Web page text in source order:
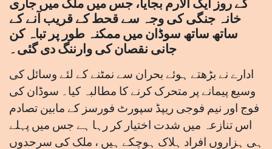
کے روز ایک الارم بجایا، جس میں ملک میں جاری
خانہ جنگی کی وجہ سے قحط کے قریب آنے کے
ساتھ ساتھ سوڈان میں ممکنہ طور پر تباہ کن
جانی نقصان کی وارننگ دی گئی۔
ادارے نے بڑھتے ہوئے بحران سے نمٹنے کے لئے وسائل کی
وسیع پیمانے پر متحرک کرنے کا مطالبہ کیا۔ سوڈان کی
فوج اور نیم فوجی ریپڈ سپورٹ فورسز کے مابین تصادم
اس تنازعہ میں شدت اختیار کر رہا ہے جس میں پہلے
ہی ہزاروں افراد ہلاک ہوچکے ہیں ، ملک کی سرحدوں